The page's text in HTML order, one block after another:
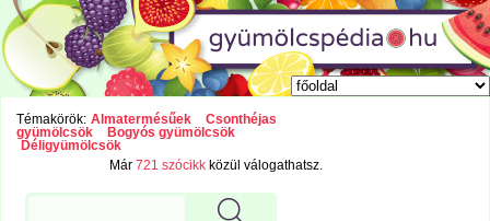
Témakörök: Almatermésűek
Csonthéjas
gyümölcsök
Bogyós gyümölcsök
Déligyümölcsök
Már721 szócikk közül válogathatsz.